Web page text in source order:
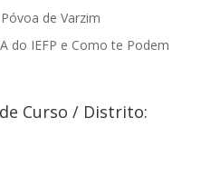
de Varzim
do IEFP e Como te Podem
Curso / Distrito: